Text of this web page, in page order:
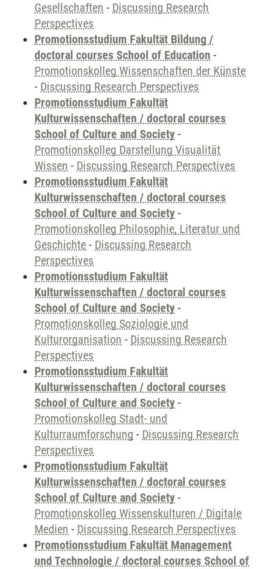
Gesellschaften - Discussing Research
Perspectives
Promotionsstudium Fakultät Bildung /
doctoral courses School of Education -
Promotionskolleg Wissenschaften der Künste
- Discussing Research Perspectives
Promotionsstudium Fakultät
Kulturwissenschaften / doctoral courses
School of Culture and Society -
Promotionskolleg Darstellung Visualität
Wissen - Discussing Research Perspectives
Promotionsstudium Fakultät
Kulturwissenschaften / doctoral courses
School of Culture and Society -
Promotionskolleg Philosophie, Literatur und
Geschichte - Discussing Research
Perspectives
Promotionsstudium Fakultät
Kulturwissenschaften / doctoral courses
School of Culture and Society -
Promotionskolleg Soziologie und
Kulturorganisation - Discussing Research
Perspectives
Promotionsstudium Fakultät
Kulturwissenschaften / doctoral courses
School of Culture and Society -
Promotionskolleg Stadt- und
Kulturraumforschung - Discussing Research
Perspectives
Promotionsstudium Fakultät
Kulturwissenschaften / doctoral courses
School of Culture and Society -
Promotionskolleg Wissenskulturen / Digitale
Medien - Discussing Research Perspectives
Promotionsstudium Fakultät Management
und Technologie / doctoral courses School of